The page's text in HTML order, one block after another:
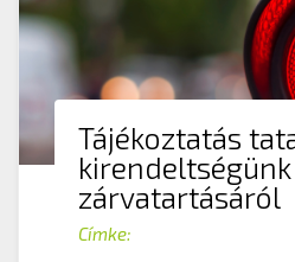
Tájékoztatás
kirendeltségünk
zárvatartásáról
Címke: